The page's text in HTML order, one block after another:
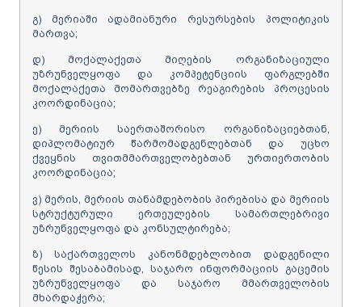
გ) მერიაში ადამიანური რესურსების პოლიტიკის
მართვა;
დ) მოქალაქეთა მიღების ორგანიზაციული
უზრუნველყოფა და კომპეტენციის ფარგლებში
მოქალაქეთა მომართვებზე რეაგირების პროცესის
კოორდინაცია;
ე) მერიის საერთაშორისო ორგანიზაციებთან,
დიპლომატიურ წარმომადგენლებთან და უცხო
ქვეყნის თვითმმართველობებთან ურთიერთობის
კოორდინაცია;
ვ) მერის, მერიის თანამდებობის პირებისა და მერიის
სტრუქტურული ერთეულების სამართლებრივი
უზრუნველყოფა და კონსულტირება;
ზ) საქართველოს კანონმდებლობით დადგენილი
წესის შესაბამისად, საჯარო ინფორმაციის გაცემის
უზრუნველყოფა და საჯარო მმართველობის
მხარდაჭერა;